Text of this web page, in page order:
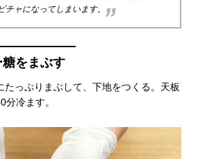
チャになってしまいます。
をまぶす
たっぷりまぶして、下地をつくる。天板
冷ます。